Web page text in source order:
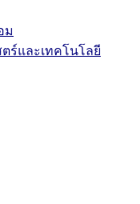
ม
ร์และเทคโนโลยี